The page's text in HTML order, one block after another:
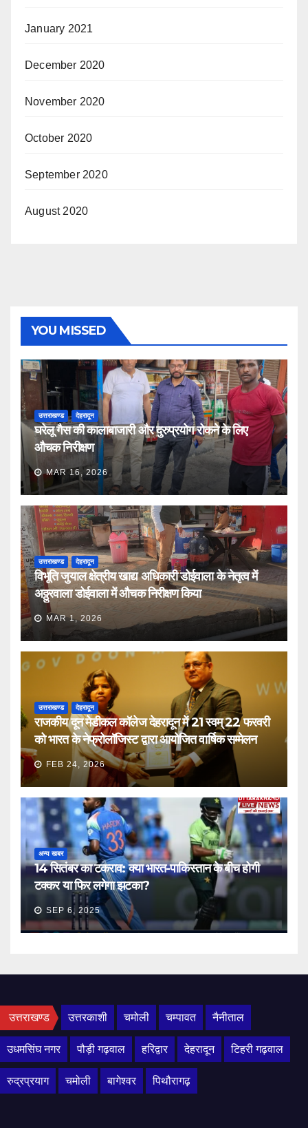
January 2021
December 2020
November 2020
October 2020
September 2020
August 2020
YOU MISSED
उत्तराखण्ड देहरादून
घरेलू गैस की कालाबाजारी और दुरुप्रयोग रोकने के लिए
औचक निरीक्षण
MAR 16, 2026
उत्तराखण्ड देहरादून
विभूति जुयाल क्षेत्रीय खाद्य अधिकारी डोईवाला के नेतृत्व में
अठ्ठुरवाला डोईवाला में औचक निरीक्षण किया
MAR 1, 2026
उत्तराखण्ड देहरादून
राजकीय दून मेडीकल कॉलेज देहरादून में 21 स्वम् 22 फरवरी
को भारत के नेफ्रोलॉजिस्ट द्वारा आयोजित वार्षिक सम्मेलन
FEB 24, 2026
अन्य खबर
14 सितंबर का टकराव: क्या भारत-पाकिस्तान के बीच होगी
टक्कर या फिर लगेगा झटका?
SEP 6, 2025
उत्तराखण्ड उत्तरकाशी चमोली चम्पावत नैनीताल
उधमसिंघ नगर पौड़ी गढ़वाल हरिद्वार देहरादून टिहरी गढ़वाल
रुद्रप्रयाग चमोली बागेश्वर पिथौरागढ़